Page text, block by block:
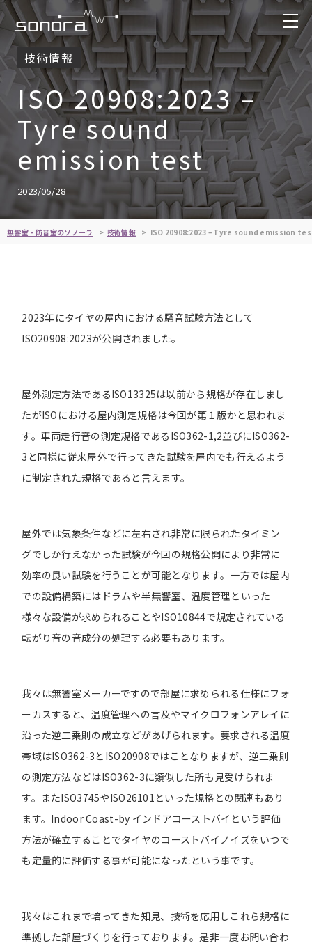
技術情報
ISO 20908:2023 –
Tyre sound
emission test
2023/05/28
無響室・防音室のソノーラ 技術情報 ISO 20908:2023 – Tyre sound emission
2023年にタイヤの屋内における騒音試験方法として
ISO20908:2023が公開されました。
屋外測定方法であるISO13325は以前から規格が存在しまし
たがISOにおける屋内測定規格は今回が第１版かと思われま
す。車両走行音の測定規格であるISO362-1,2並びにISO362-
3と同様に従来屋外で行ってきた試験を屋内でも行えるよう
に制定された規格であると言えます。
屋外では気象条件などに左右され非常に限られたタイミン
グでしか行えなかった試験が今回の規格公開により非常に
効率の良い試験を行うことが可能となります。一方では屋内
での設備構築にはドラムや半無響室、温度管理といった
様々な設備が求められることやISO10844で規定されている
転がり音の音成分の処理する必要もあります。
我々は無響室メーカーですので部屋に求められる仕様にフォ
ーカスすると、温度管理への言及やマイクロフォンアレイに
沿った逆二乗則の成立などがあげられます。要求される温度
帯域はISO362-3とISO20908ではことなりますが、逆二乗則
の測定方法などはISO362-3に類似した所も見受けられま
す。またISO3745やISO26101といった規格との関連もあり
ます。Indoor Coast-by インドアコーストバイという評価
方法が確立することでタイヤのコーストバイノイズをいつで
も定量的に評価する事が可能になったという事です。
我々はこれまで培ってきた知見、技術を応用しこれら規格に
準拠した部屋づくりを行っております。是非一度お問い合わ